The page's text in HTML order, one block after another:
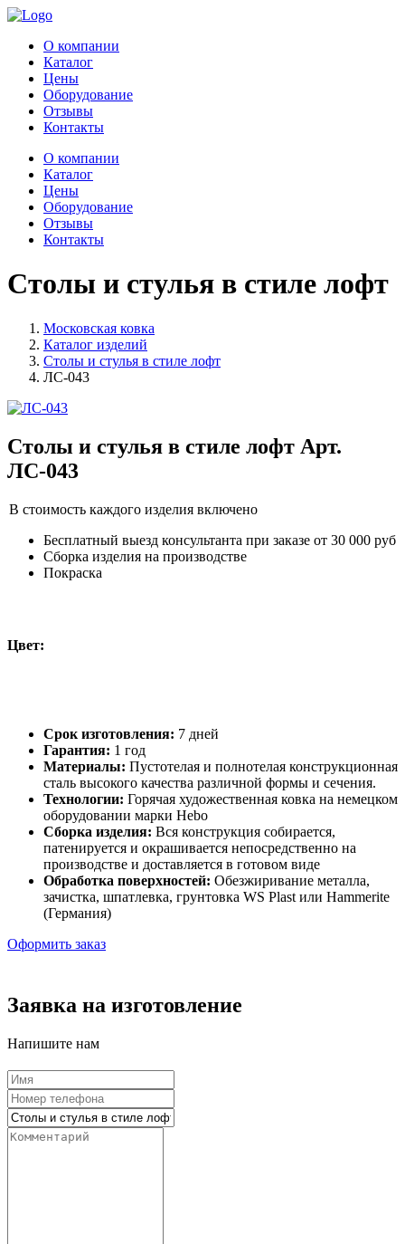
О компании
Каталог
Цены
Оборудование
Отзывы
Контакты
О компании
Каталог
Цены
Оборудование
Отзывы
Контакты
Столы и стулья в стиле лофт
Московская ковка
Каталог изделий
Столы и стулья в стиле лофт
ЛС-043
Столы и стулья в стиле лофт Арт.
ЛС-043
В стоимость каждого изделия включено
Бесплатный выезд консультанта при заказе от 30 000 руб
Сборка изделия на производстве
Покраска
Цвет:
Срок изготовления: 7 дней
Гарантия: 1 год
Материалы: Пустотелая и полнотелая конструкционная
сталь высокого качества различной формы и сечения.
Технологии: Горячая художественная ковка на немецком
оборудовании марки Hebo
Сборка изделия: Вся конструкция собирается,
патенируется и окрашивается непосредственно на
производстве и доставляется в готовом виде
Обработка поверхностей: Обезжиривание металла,
зачистка, шпатлевка, грунтовка WS Plast или Hammerite
(Германия)
Оформить заказ
Заявка на изготовление
Напишите нам